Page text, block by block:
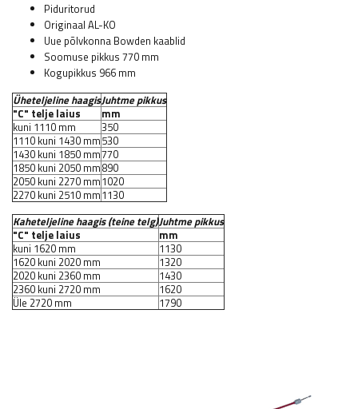
Piduritorud
Originaal AL-KO
Uue põlvkonna Bowden kaablid
Soomuse pikkus 770 mm
Kogupikkus 966 mm
Üheteljeline haagisJuhtme pikkus
"C" telje laius
mm
kuni 1110 mm
350
1110 kuni 1430 mm530
1430 kuni 1850 mm770
1850 kuni 2050 mm890
2050 kuni 2270 mm1020
2270 kuni 2510 mm1130
Kaheteljeline haagis (teine telg)Juhtme pikkus
"C" telje laius
mm
kuni 1620 mm
1130
1620 kuni 2020 mm
1320
2020 kuni 2360 mm
1430
2360 kuni 2720 mm
1620
Üle 2720 mm
1790